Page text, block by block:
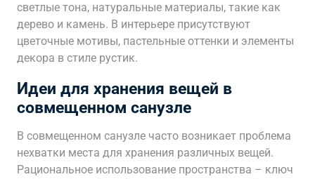
светлые тона, натуральные материалы, такие как
дерево и камень. В интерьере присутствуют
цветочные мотивы, пастельные оттенки и элементы
декора в стиле рустик.
Идеи для хранения вещей в
совмещенном санузле
В совмещенном санузле часто возникает проблема
нехватки места для хранения различных вещей.
Рациональное использование пространства – ключ